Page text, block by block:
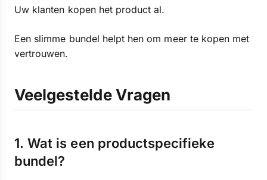
Uw klanten kopen het product al.
Een slimme bundel helpt hen om meer te kopen met
vertrouwen.
Veelgestelde Vragen
1. Wat is een productspecifieke
bundel?